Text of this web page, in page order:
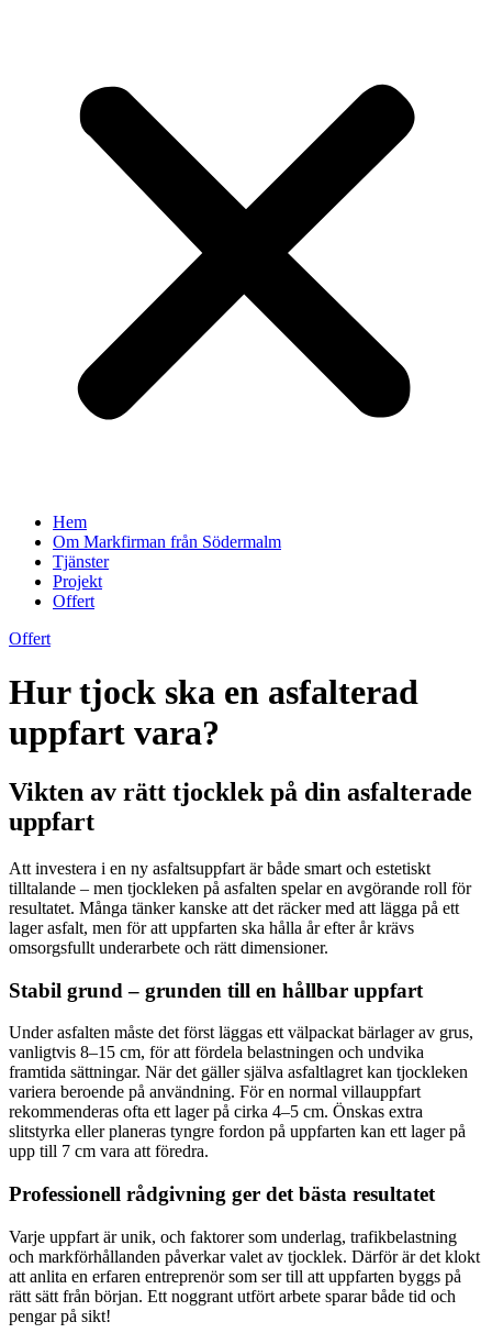
Hem
Om Markfirman från Södermalm
Tjänster
Projekt
Offert
Offert
Hur tjock ska en asfalterad
uppfart vara?
Vikten av rätt tjocklek på din asfalterade
uppfart
Att investera i en ny asfaltsuppfart är både smart och estetiskt
tilltalande – men tjockleken på asfalten spelar en avgörande roll för
resultatet. Många tänker kanske att det räcker med att lägga på ett
lager asfalt, men för att uppfarten ska hålla år efter år krävs
omsorgsfullt underarbete och rätt dimensioner.
Stabil grund – grunden till en hållbar uppfart
Under asfalten måste det först läggas ett välpackat bärlager av grus,
vanligtvis 8–15 cm, för att fördela belastningen och undvika
framtida sättningar. När det gäller själva asfaltlagret kan tjockleken
variera beroende på användning. För en normal villauppfart
rekommenderas ofta ett lager på cirka 4–5 cm. Önskas extra
slitstyrka eller planeras tyngre fordon på uppfarten kan ett lager på
upp till 7 cm vara att föredra.
Professionell rådgivning ger det bästa resultatet
Varje uppfart är unik, och faktorer som underlag, trafikbelastning
och markförhållanden påverkar valet av tjocklek. Därför är det klokt
att anlita en erfaren entreprenör som ser till att uppfarten byggs på
rätt sätt från början. Ett noggrant utfört arbete sparar både tid och
pengar på sikt!